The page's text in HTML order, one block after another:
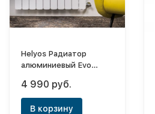
Helyos Радиатор
алюминиевый Evo
4 990 руб.
В корзину